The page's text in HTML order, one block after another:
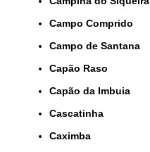
Campo Comprido
Campo de Santana
Capão Raso
Capão da Imbuia
Cascatinha
Caximba